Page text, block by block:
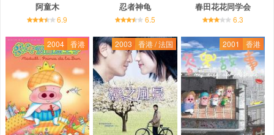
阿童木
6.9
忍者神龟
6.5
春田花花同学会
6.3
2004 香港 2003 香港 / 法国 2001 香港